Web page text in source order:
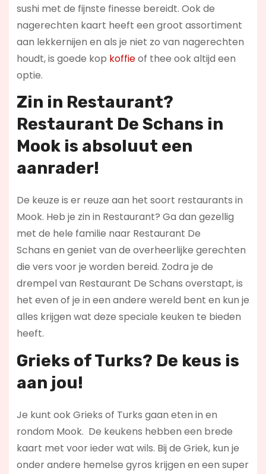
sushi met de fijnste finesse bereidt. Ook de
nagerechten kaart heeft een groot assortiment
aan lekkernijen en als je niet zo van nagerechten
houdt, is goede kop koffieof thee ook altijd een
optie.
Zin in Restaurant?
Restaurant De Schans in
Mook is absoluut een
aanrader!
De keuze is er reuze aan het soort restaurants in
Mook. Heb je zin in Restaurant? Ga dan gezellig
met de hele familie naar Restaurant De
Schans en geniet van de overheerlijke gerechten
die vers voor je worden bereid. Zodra je de
drempel van Restaurant De Schans overstapt, is
het even of je in een andere wereld bent en kun je
alles krijgen wat deze speciale keuken te bieden
heeft.
Grieks of Turks? De keus is
aan jou!
Je kunt ook Grieks of Turks gaan eten in en
rondom Mook. De keukens hebben een brede
kaart met voor ieder wat wils. Bij de Griek, kun je
onder andere hemelse gyros krijgen en een super